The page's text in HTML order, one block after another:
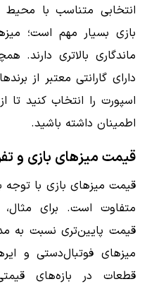
انتخابی متناسب با
بازی بسیار مهم است؛
ماندگاری بالاتری
دارای گارانتی معتبر از
اسپورت را انتخاب کنید
اطمینان داشته باشید.
قیمت میزهای بازی و
قیمت میزهای بازی با توجه
متفاوت است. برای
قیمت پایین‌تری نسبت به
میزهای فوتبال‌دستی و
قطعات در بازه‌های